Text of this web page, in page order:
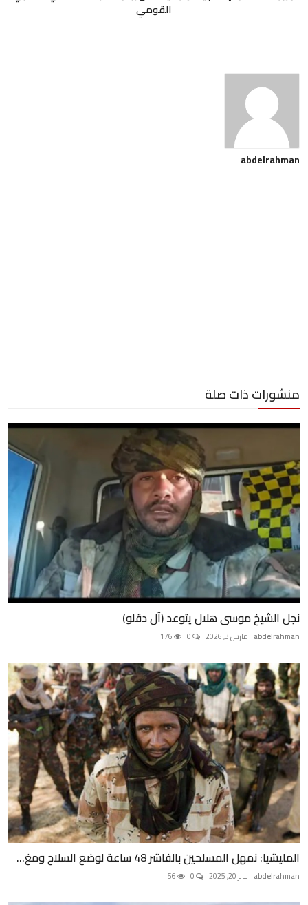
القومي
abdelrahman
منشورات ذات صلة
نجل الشيخ موسى هلال يتوعد (آل دقلو)
abdelrahman مارس 3, 2026
المليشيا: نمهل المسلحين بالفاشر 48 ساعة لوضع السلاح ومغ...
abdelrahman يناير 20, 2025